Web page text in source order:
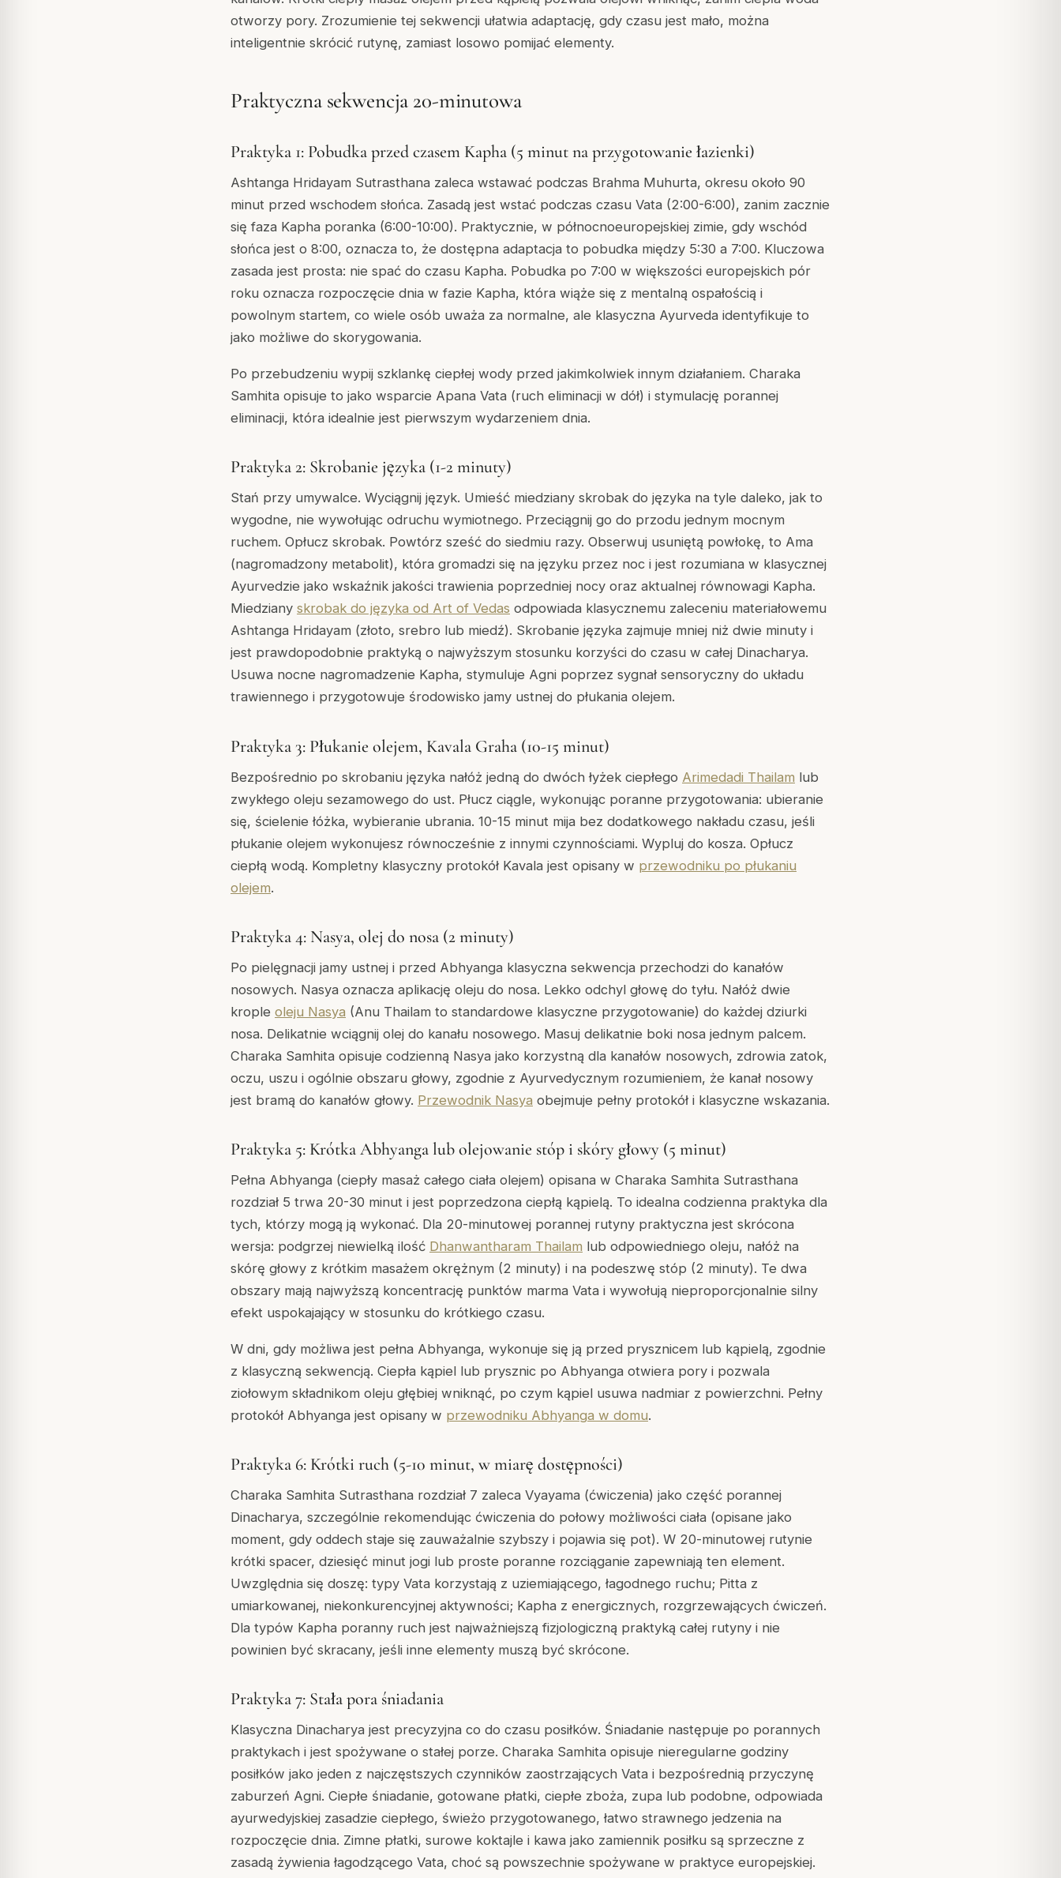
otworzy pory. Zrozumienie tej sekwencji ułatwia adaptację, gdy czasu jest mało, można
inteligentnie skrócić rutynę, zamiast losowo pomijać elementy.
Praktyczna sekwencja 20-minutowa
Praktyka 1: Pobudka przed czasem Kapha (5 minut na przygotowanie łazienki)
Ashtanga Hridayam Sutrasthana zaleca wstawać podczas Brahma Muhurta, okresu około 90
minut przed wschodem słońca. Zasadą jest wstać podczas czasu Vata (2:00-6:00), zanim zacznie
się faza Kapha poranka (6:00-10:00). Praktycznie, w północnoeuropejskiej zimie, gdy wschód
słońca jest o 8:00, oznacza to, że dostępna adaptacja to pobudka między 5:30 a 7:00. Kluczowa
zasada jest prosta: nie spać do czasu Kapha. Pobudka po 7:00 w większości europejskich pór
roku oznacza rozpoczęcie dnia w fazie Kapha, która wiąże się z mentalną ospałością i
powolnym startem, co wiele osób uważa za normalne, ale klasyczna Ayurveda identyfikuje to
jako możliwe do skorygowania.
Po przebudzeniu wypij szklankę ciepłej wody przed jakimkolwiek innym działaniem. Charaka
Samhita opisuje to jako wsparcie Apana Vata (ruch eliminacji w dół) i stymulację porannej
eliminacji, która idealnie jest pierwszym wydarzeniem dnia.
Praktyka 2: Skrobanie języka (1-2 minuty)
Stań przy umywalce. Wyciągnij język. Umieść miedziany skrobak do języka na tyle daleko, jak to
wygodne, nie wywołując odruchu wymiotnego. Przeciągnij go do przodu jednym mocnym
ruchem. Opłucz skrobak. Powtórz sześć do siedmiu razy. Obserwuj usuniętą powłokę, to Ama
(nagromadzony metabolit), która gromadzi się na języku przez noc i jest rozumiana w klasycznej
Ayurvedzie jako wskaźnik jakości trawienia poprzedniej nocy oraz aktualnej równowagi Kapha.
Miedziany skrobak do języka od Art of Vedas odpowiada klasycznemu zaleceniu materiałowemu
Ashtanga Hridayam (złoto, srebro lub miedź). Skrobanie języka zajmuje mniej niż dwie minuty i
jest prawdopodobnie praktyką o najwyższym stosunku korzyści do czasu w całej Dinacharya.
Usuwa nocne nagromadzenie Kapha, stymuluje Agni poprzez sygnał sensoryczny do układu
trawiennego i przygotowuje środowisko jamy ustnej do płukania olejem.
Praktyka 3: Płukanie olejem, Kavala Graha (10-15 minut)
Bezpośrednio po skrobaniu języka nałóż jedną do dwóch łyżek ciepłego Arimedadi Thailam lub
zwykłego oleju sezamowego do ust. Płucz ciągle, wykonując poranne przygotowania: ubieranie
się, ścielenie łóżka, wybieranie ubrania. 10-15 minut mija bez dodatkowego nakładu czasu, jeśli
płukanie olejem wykonujesz równocześnie z innymi czynnościami. Wypluj do kosza. Opłucz
ciepłą wodą. Kompletny klasyczny protokół Kavala jest opisany w przewodniku po płukaniu
olejem.
Praktyka 4: Nasya, olej do nosa (2 minuty)
Po pielęgnacji jamy ustnej i przed Abhyanga klasyczna sekwencja przechodzi do kanałów
nosowych. Nasya oznacza aplikację oleju do nosa. Lekko odchyl głowę do tyłu. Nałóż dwie
krople oleju Nasya (Anu Thailam to standardowe klasyczne przygotowanie) do każdej dziurki
nosa. Delikatnie wciągnij olej do kanału nosowego. Masuj delikatnie boki nosa jednym palcem.
Charaka Samhita opisuje codzienną Nasya jako korzystną dla kanałów nosowych, zdrowia zatok,
oczu, uszu i ogólnie obszaru głowy, zgodnie z Ayurvedycznym rozumieniem, że kanał nosowy
jest bramą do kanałów głowy. Przewodnik Nasya obejmuje pełny protokół i klasyczne wskazania.
Praktyka 5: Krótka Abhyanga lub olejowanie stóp i skóry głowy (5 minut)
Pełna Abhyanga (ciepły masaż całego ciała olejem) opisana w Charaka Samhita Sutrasthana
rozdział 5 trwa 20-30 minut i jest poprzedzona ciepłą kąpielą. To idealna codzienna praktyka dla
tych, którzy mogą ją wykonać. Dla 20-minutowej porannej rutyny praktyczna jest skrócona
wersja: podgrzej niewielką ilość Dhanwantharam Thailam lub odpowiedniego oleju, nałóż na
skórę głowy z krótkim masażem okrężnym (2 minuty) i na podeszwę stóp (2 minuty). Te dwa
obszary mają najwyższą koncentrację punktów marma Vata i wywołują nieproporcjonalnie silny
efekt uspokajający w stosunku do krótkiego czasu.
W dni, gdy możliwa jest pełna Abhyanga, wykonuje się ją przed prysznicem lub kąpielą, zgodnie
z klasyczną sekwencją. Ciepła kąpiel lub prysznic po Abhyanga otwiera pory i pozwala
ziołowym składnikom oleju głębiej wniknąć, po czym kąpiel usuwa nadmiar z powierzchni. Pełny
protokół Abhyanga jest opisany w przewodniku Abhyanga w domu.
Praktyka 6: Krótki ruch (5-10 minut, w miarę dostępności)
Charaka Samhita Sutrasthana rozdział 7 zaleca Vyayama (ćwiczenia) jako część porannej
Dinacharya, szczególnie rekomendując ćwiczenia do połowy możliwości ciała (opisane jako
moment, gdy oddech staje się zauważalnie szybszy i pojawia się pot). W 20-minutowej rutynie
krótki spacer, dziesięć minut jogi lub proste poranne rozciąganie zapewniają ten element.
Uwzględnia się doszę: typy Vata korzystają z uziemiającego, łagodnego ruchu; Pitta z
umiarkowanej, niekonkurencyjnej aktywności; Kapha z energicznych, rozgrzewających ćwiczeń.
Dla typów Kapha poranny ruch jest najważniejszą fizjologiczną praktyką całej rutyny i nie
powinien być skracany, jeśli inne elementy muszą być skrócone.
Praktyka 7: Stała pora śniadania
Klasyczna Dinacharya jest precyzyjna co do czasu posiłków. Śniadanie następuje po porannych
praktykach i jest spożywane o stałej porze. Charaka Samhita opisuje nieregularne godziny
posiłków jako jeden z najczęstszych czynników zaostrzających Vata i bezpośrednią przyczynę
zaburzeń Agni. Ciepłe śniadanie, gotowane płatki, ciepłe zboża, zupa lub podobne, odpowiada
ayurwedyjskiej zasadzie ciepłego, świeżo przygotowanego, łatwo strawnego jedzenia na
rozpoczęcie dnia. Zimne płatki, surowe koktajle i kawa jako zamiennik posiłku są sprzeczne z
zasadą żywienia łagodzącego Vata, choć są powszechnie spożywane w praktyce europejskiej.